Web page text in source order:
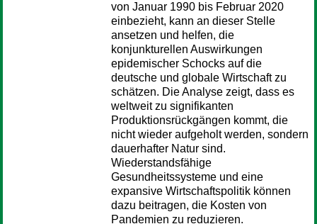
von Januar 1990 bis Februar 2020
einbezieht, kann an dieser Stelle
ansetzen und helfen, die
konjunkturellen Auswirkungen
epidemischer Schocks auf die
deutsche und globale Wirtschaft zu
schätzen. Die Analyse zeigt, dass es
weltweit zu signifikanten
Produktionsrückgängen kommt, die
nicht wieder aufgeholt werden, sondern
dauerhafter Natur sind.
Wiederstandsfähige
Gesundheitssysteme und eine
expansive Wirtschaftspolitik können
dazu beitragen, die Kosten von
Pandemien zu reduzieren.